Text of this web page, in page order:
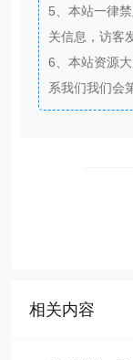
5、本站一律
关信息，访客
6、本站资源
系我们我们会
相关内容